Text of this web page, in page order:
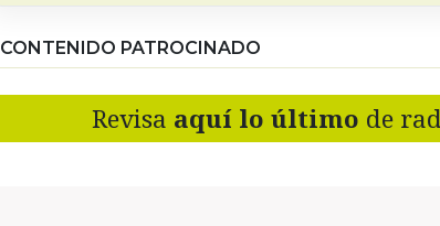
CONTENIDO PATROCINADO
Revisa aquí lo último de